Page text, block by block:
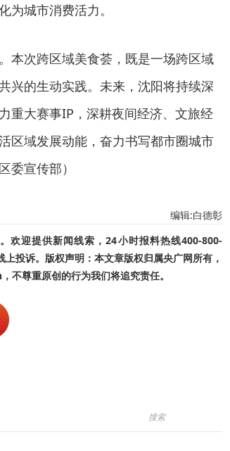
为城市消费活力。
本次跨区域美食荟，既是一场跨区域
兴的生动实践。未来，沈阳将持续深
重大赛事IP，深耕夜间经济、文旅经
区域发展动能，奋力书写都市圈城市
委宣传部）
编辑:白德彰
欢迎提供新闻线索，24小时报料热线400-800-
投诉。版权声明：本文章版权归属央广网所有，
尊重原创的行为我们将追究责任。